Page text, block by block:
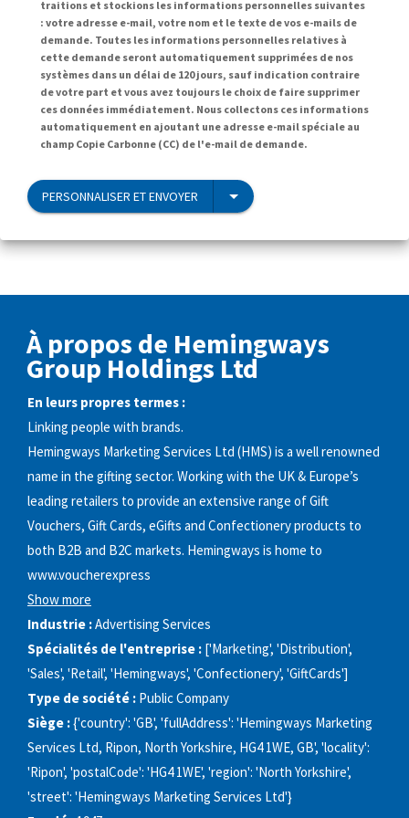
traitions et stockions les informations personnelles suivantes
: votre adresse e-mail, votre nom et le texte de vos e-mails de
demande. Toutes les informations personnelles relatives à
cette demande seront automatiquement supprimées de nos
systèmes dans un délai de 120 jours, sauf indication contraire
de votre part et vous avez toujours le choix de faire supprimer
ces données immédiatement. Nous collectons ces informations
automatiquement en ajoutant une adresse e-mail spéciale au
champ Copie Carbonne (CC) de l'e-mail de demande.
PERSONNALISER ET ENVOYER
À propos de Hemingways
Group Holdings Ltd
En leurs propres termes :
Linking people with brands.
Hemingways Marketing Services Ltd (HMS) is a well renowned
name in the gifting sector. Working with the UK & Europe’s
leading retailers to provide an extensive range of Gift
Vouchers, Gift Cards, eGifts and Confectionery products to
both B2B and B2C markets. Hemingways is home to
www.voucherexpress
Show more
Industrie :Advertising Services
Spécialités de l'entreprise : ['Marketing', 'Distribution',
'Sales', 'Retail', 'Hemingways', 'Confectionery', 'GiftCards']
Type de société : Public Company
Siège :{'country': 'GB', 'fullAddress': 'Hemingways Marketing
Services Ltd, Ripon, North Yorkshire, HG4 1WE, GB', 'locality':
'Ripon', 'postalCode': 'HG4 1WE', 'region': 'North Yorkshire',
'street': 'Hemingways Marketing Services Ltd'}